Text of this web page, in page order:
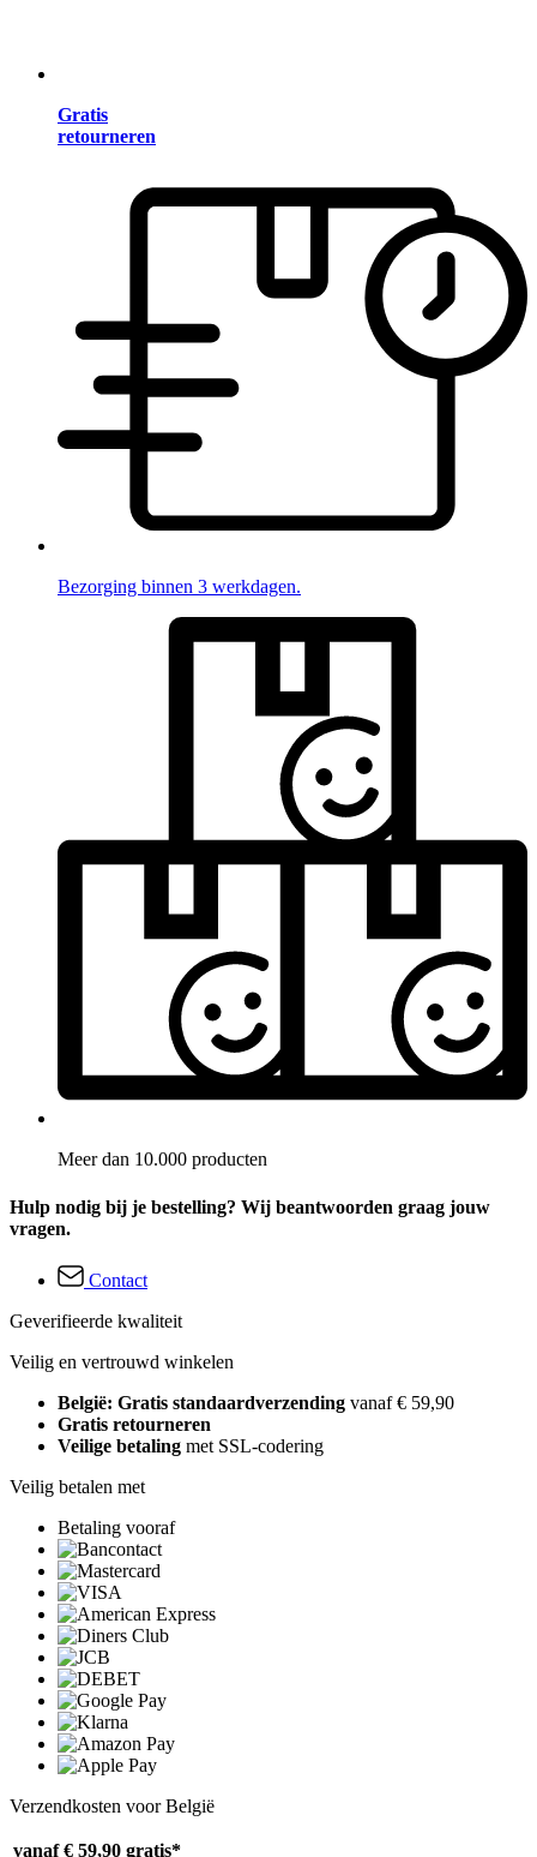
Gratis
retourneren
Bezorging binnen 3 werkdagen.
Meer dan 10.000 producten
Hulp nodig bij je bestelling? Wij beantwoorden graag jouw
vragen.
Contact
Geverifieerde kwaliteit
Veilig en vertrouwd winkelen
België: Gratis standaardverzending vanaf € 59,90
Gratis retourneren
Veilige betaling met SSL-codering
Veilig betalen met
Betaling vooraf
Verzendkosten voor België
vanaf € 59,90 gratis*